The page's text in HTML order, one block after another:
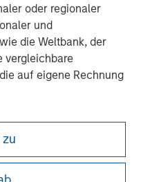
oder regionaler
und
die Weltbank, der
vergleichbare
auf eigene Rechnung
eines
Definition der